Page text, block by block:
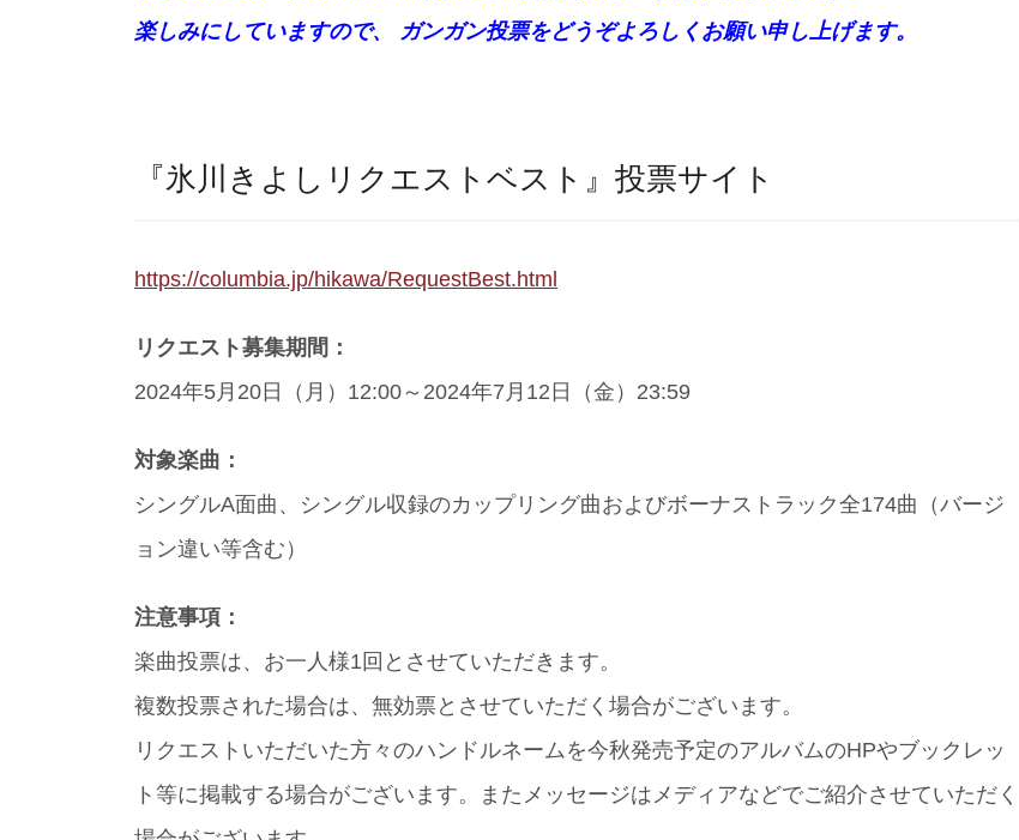
楽しみにしていますので、 ガンガン投票をどうぞよろしくお願い申し上げます。
『氷川きよしリクエストベスト』投票サイト
https://columbia.jp/hikawa/RequestBest.html
リクエスト募集期間：
2024年5月20日（月）12:00～2024年7月12日（金）23:59
対象楽曲：
シングルA面曲、シングル収録のカップリング曲およびボーナストラック全174曲（バージ
ョン違い等含む）
注意事項：
楽曲投票は、お一人様1回とさせていただきます。
複数投票された場合は、無効票とさせていただく場合がございます。
リクエストいただいた方々のハンドルネームを今秋発売予定のアルバムのHPやブックレッ
ト等に掲載する場合がございます。またメッセージはメディアなどでご紹介させていただく